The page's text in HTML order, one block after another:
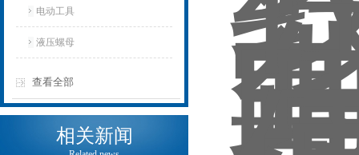
电动工具
液压螺母
查看全部
相关新闻